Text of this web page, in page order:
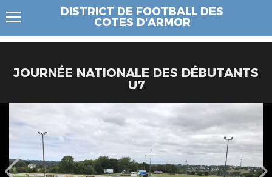
DISTRICT DE FOOTBALL DES
COTES D'ARMOR
JOURNÉE NATIONALE DES DÉBUTANTS
U7